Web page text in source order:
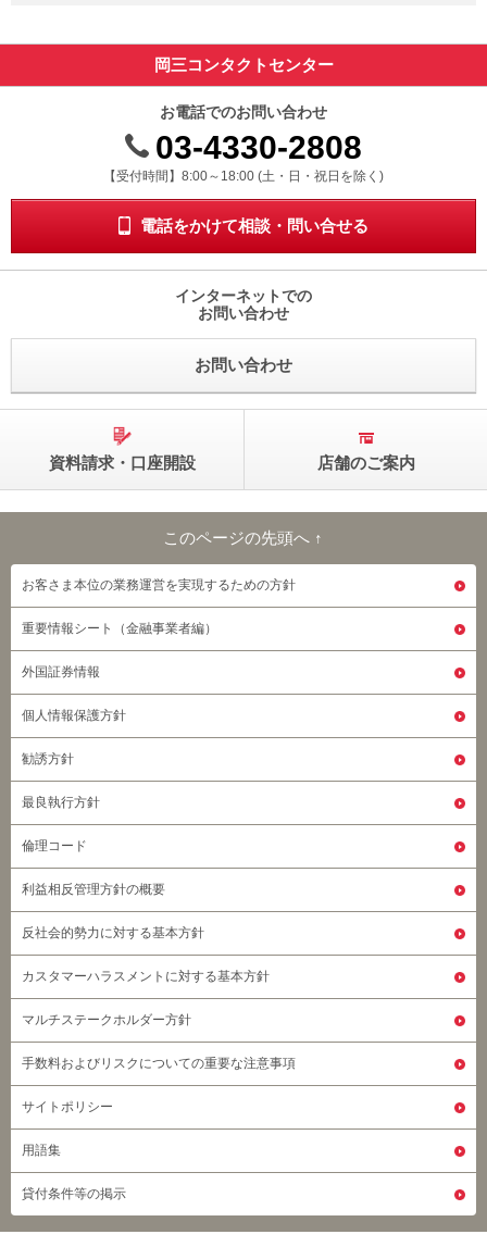
岡三コンタクトセンター
お電話でのお問い合わせ
03-4330-2808
受付時間 8時から18時 ドニチシュクジツを除く
【受付時間】8:00～18:00 (土・日・祝日を除く)
電話をかけて相談・問い合せる
インターネットでの
お問い合わせ
お問い合わせ
資料請求・口座開設 店舗のご案内
このページの先頭へ
このページの先頭へ ↑
お客さま本位の業務運営を実現するための方針
重要情報シート（金融事業者編）
外国証券情報
個人情報保護方針
勧誘方針
最良執行方針
倫理コード
利益相反管理方針の概要
反社会的勢力に対する基本方針
カスタマーハラスメントに対する基本方針
マルチステークホルダー方針
手数料およびリスクについての重要な注意事項
サイトポリシー
用語集
貸付条件等の掲示